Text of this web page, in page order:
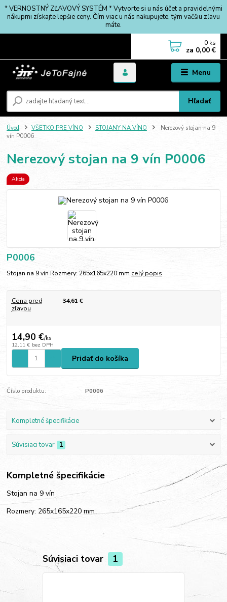
* VERNOSTNÝ ZĽAVOVÝ SYSTÉM * Vytvorte si u nás účet a pravidelnými
nákupmi získajte lepšie ceny. Čím viac u nás nakupujete, tým väčšiu zľavu
máte.
Menu
Hľadať
0 ks
za 0,00 €
Úvod VŠETKO PRE VÍNO STOJANY NA VÍNO
Nerezový stojan na 9
vín P0006
Nerezový stojan na 9 vín P0006
Akcia
P0006
Stojan na 9 vín Rozmery: 265x165x220 mm celý popis
Cena pred
zľavou
34,61 €
14,90 €/ks
12,11 € bez DPH
Pridať do košíka
Číslo produktu: P0006
Kompletné špecifikácie
Súvisiaci tovar 1
Kompletné špecifikácie
Stojan na 9 vín
Rozmery: 265x165x220 mm
Súvisiaci tovar 1